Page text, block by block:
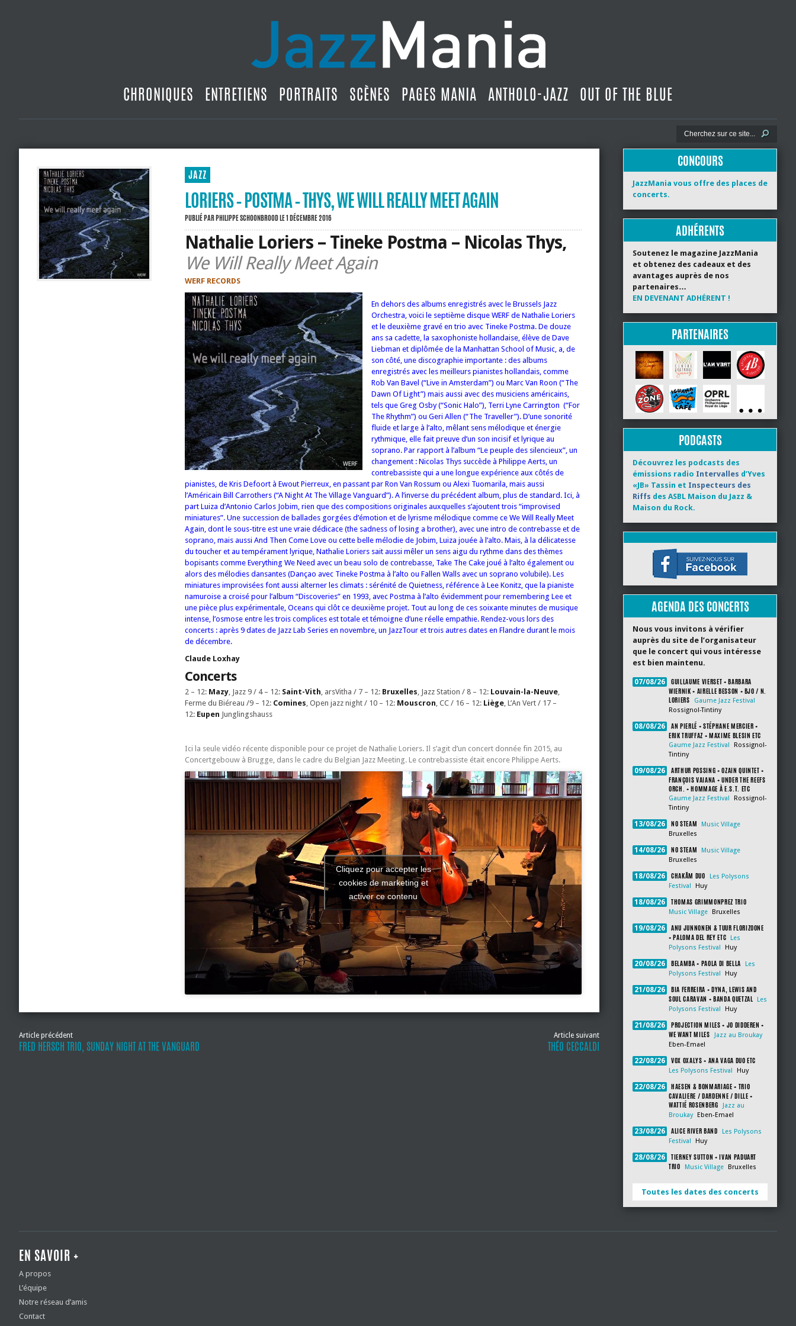
CHRONIQUES ENTRETIENS PORTRAITS SCÈNES PAGES MANIA ANTHOLO-JAZZ OUT OF THE BLUE
JAZZ
LORIERS – POSTMA – THYS, WE WILL REALLY MEET AGAIN
PUBLIÉ PARPHILIPPE SCHOONBROODLE 1 DÉCEMBRE 2016
Nathalie Loriers – Tineke Postma – Nicolas Thys,
We Will Really Meet Again
WERF RECORDS
En dehors des albums enregistrés avec le Brussels Jazz
Orchestra, voici le septième disque WERF de Nathalie Loriers
et le deuxième gravé en trio avec Tineke Postma. De douze
ans sa cadette, la saxophoniste hollandaise, élève de Dave
Liebman et diplômée de la Manhattan School of Music, a, de
son côté, une discographie importante : des albums
enregistrés avec les meilleurs pianistes hollandais, comme
Rob Van Bavel (“Live in Amsterdam”) ou Marc Van Roon (“The
Dawn Of Light”) mais aussi avec des musiciens américains,
tels que Greg Osby (“Sonic Halo”), Terri Lyne Carrington (“For
The Rhythm”) ou Geri Allen (“The Traveller”). D’une sonorité
fluide et large à l’alto, mêlant sens mélodique et énergie
rythmique, elle fait preuve d’un son incisif et lyrique au
soprano. Par rapport à l’album “Le peuple des silencieux”, un
changement : Nicolas Thys succède à Philippe Aerts, un
contrebassiste qui a une longue expérience aux côtés de
pianistes, de Kris Defoort à Ewout Pierreux, en passant par Ron Van Rossum ou Alexi Tuomarila, mais aussi
l’Américain Bill Carrothers (“A Night At The Village Vanguard”). A l’inverse du précédent album, plus de standard. Ici, à
part Luiza d’Antonio Carlos Jobim, rien que des compositions originales auxquelles s’ajoutent trois “improvised
miniatures”. Une succession de ballades gorgées d’émotion et de lyrisme mélodique comme ce We Will Really Meet
Again, dont le sous-titre est une vraie dédicace (the sadness of losing a brother), avec une intro de contrebasse et de
soprano, mais aussi And Then Come Love ou cette belle mélodie de Jobim, Luiza jouée à l’alto. Mais, à la délicatesse
du toucher et au tempérament lyrique, Nathalie Loriers sait aussi mêler un sens aigu du rythme dans des thèmes
bopisants comme Everything We Need avec un beau solo de contrebasse, Take The Cake joué à l’alto également ou
alors des mélodies dansantes (Dançao avec Tineke Postma à l’alto ou Fallen Walls avec un soprano volubile). Les
miniatures improvisées font aussi alterner les climats : sérénité de Quietness, référence à Lee Konitz, que la pianiste
namuroise a croisé pour l’album “Discoveries” en 1993, avec Postma à l’alto évidemment pour remembering Lee et
une pièce plus expérimentale, Oceans qui clôt ce deuxième projet. Tout au long de ces soixante minutes de musique
intense, l’osmose entre les trois complices est totale et témoigne d’une réelle empathie. Rendez-vous lors des
concerts : après 9 dates de Jazz Lab Series en novembre, un JazzTour et trois autres dates en Flandre durant le mois
de décembre.
Claude Loxhay
Concerts
2 – 12: Mazy, Jazz 9 / 4 – 12: Saint-Vith, arsVitha / 7 – 12: Bruxelles, Jazz Station / 8 – 12: Louvain-la-Neuve,
Ferme du Biéreau /9 – 12: Comines, Open jazz night / 10 – 12: Mouscron, CC / 16 – 12: Liège, L’An Vert / 17 –
12: Eupen Junglingshauss
Ici la seule vidéo récente disponible pour ce projet de Nathalie Loriers. Il s’agit d’un concert donnée fin 2015, au
Concertgebouw à Brugge, dans le cadre du Belgian Jazz Meeting. Le contrebassiste était encore Philippe Aerts.
Cliquez pour accepter les
cookies de marketing et
activer ce contenu
Article précédent
FRED HERSCH TRIO, SUNDAY NIGHT AT THE VANGUARD
Article suivant
THÉO CECCALDI
CONCOURS
JazzMania vous offre des places de
concerts.
ADHÉRENTS
Soutenez le magazine JazzMania
et obtenez des cadeaux et des
avantages auprès de nos
partenaires…
EN DEVENANT ADHÉRENT !
PARTENAIRES
PODCASTS
Découvrez les podcasts des
émissions radio Intervalles d’Yves
«JB» Tassin et Inspecteurs des
Riffs des ASBL Maison du Jazz &
Maison du Rock.
AGENDA DES CONCERTS
Nous vous invitons à vérifier
auprès du site de l’organisateur
que le concert qui vous intéresse
est bien maintenu.
07/08/26
GUILLAUME VIERSET + BARBARA
WIERNIK + AIRELLE BESSON + BJO / N.
LORIERS
Gaume Jazz Festival
Rossignol-Tintiny
08/08/26
AN PIERLÉ + STÉPHANE MERCIER +
ERIK TRUFFAZ + MAXIME BLESIN ETC
Gaume Jazz Festival
Rossignol-
Tintiny
09/08/26
ARTHUR POSSING + OZAIN QUINTET +
FRANÇOIS VAIANA + UNDER THE REEFS
ORCH. + HOMMAGE À E.S.T. ETC
Gaume Jazz Festival
Rossignol-
Tintiny
13/08/26 NO STEAM
Music Village
Bruxelles
14/08/26 NO STEAM
Music Village
Bruxelles
18/08/26 CHAKÂM DUO
Les Polysons
Festival
Huy
18/08/26 THOMAS GRIMMONPREZ TRIO
Music Village Bruxelles
19/08/26
ANU JUNNONEN & TUUR FLORIZOONE
+ PALOMA DEL REY ETC
Les
Polysons Festival
Huy
20/08/26 BELAMBA + PAOLA DI BELLA
Les
Polysons Festival
Huy
21/08/26
BIA FERREIRA + DYNA, LEWIS AND
SOUL CARAVAN + BANDA QUETZAL
Les
Polysons Festival
Huy
21/08/26
PROJECTION MILES + JO DIDDEREN +
WE WANT MILES
Jazz au Broukay
Eben-Emael
22/08/26 VOX OXALYS + ANA VAGA DUO ETC
Les Polysons Festival Huy
22/08/26
HAESEN & BONMARIAGE + TRIO
CAVALIERE / DARDENNE / DILLE +
WATTIÉ ROSENBERG
Jazz au
Broukay
Eben-Emael
23/08/26 ALICE RIVER BAND
Les Polysons
Festival
Huy
28/08/26
TIERNEY SUTTON + IVAN PADUART
TRIO
Music Village Bruxelles
Toutes les dates des concerts
EN SAVOIR +
A propos
L’équipe
Notre réseau d’amis
Contact